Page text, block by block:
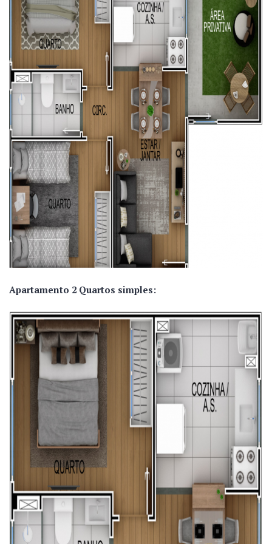
Apartamento 2 Quartos simples: